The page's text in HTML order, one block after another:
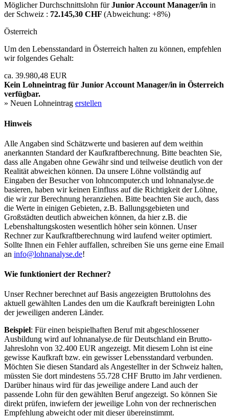
Möglicher Durchschnittslohn fürJunior Account Manager/in in
der Schweiz : 72.145,30 CHF (Abweichung: +8%)
Österreich
Um den Lebensstandard in Österreich halten zu können, empfehlen
wir folgendes Gehalt:
ca. 39.980,48 EUR
Kein Lohneintrag für Junior Account Manager/in in Österreich
verfügbar.
» Neuen Lohneintrag erstellen
Hinweis
Alle Angaben sind Schätzwerte und basieren auf dem weithin
anerkannten Standard der Kaufkraftberechnung. Bitte beachten Sie,
dass alle Angaben ohne Gewähr sind und teilweise deutlich von der
Realität abweichen können. Da unsere Löhne vollständig auf
Eingaben der Besucher von lohncomputer.ch und lohnanalyse.de
basieren, haben wir keinen Einfluss auf die Richtigkeit der Löhne,
die wir zur Berechnung heranziehen. Bitte beachten Sie auch, dass
die Werte in einigen Gebieten, z.B. Ballungsgebieten und
Großstädten deutlich abweichen können, da hier z.B. die
Lebenshaltungskosten wesentlich höher sein können. Unser
Rechner zur Kaufkraftberechnung wird laufend weiter optimiert.
Sollte Ihnen ein Fehler auffallen, schreiben Sie uns gerne eine Email
an info@lohnanalyse.de!
Wie funktioniert der Rechner?
Unser Rechner berechnet auf Basis angezeigten Bruttolohns des
aktuell gewählten Landes den um die Kaufkraft bereinigten Lohn
der jeweiligen anderen Länder.
Beispiel: Für einen beispielhaften Beruf mit abgeschlossener
Ausbildung wird auf lohnanalyse.de für Deutschland ein Brutto-
Jahreslohn von 32.400 EUR angezeigt. Mit diesem Lohn ist eine
gewisse Kaufkraft bzw. ein gewisser Lebensstandard verbunden.
Möchten Sie diesen Standard als Angestellter in der Schweiz halten,
müssten Sie dort mindestens 55.728 CHF Brutto im Jahr verdienen.
Darüber hinaus wird für das jeweilige andere Land auch der
passende Lohn für den gewählten Beruf angezeigt. So können Sie
direkt prüfen, inwiefern der jeweilige Lohn von der rechnerischen
Empfehlung abweicht oder mit dieser übereinstimmt.